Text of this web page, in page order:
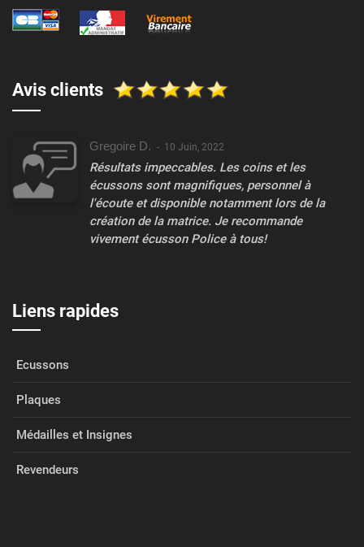
Avis clients
Gregoire D. - 10 Juin, 2022
Résultats impeccables. Les coins et les
écussons sont magnifiques, personnel à
l'écoute et disponible notamment lors de la
création de la matrice. Je recommande
vivement écusson Police à tous!
Liens rapides
Ecussons
Plaques
Médailles et Insignes
Revendeurs